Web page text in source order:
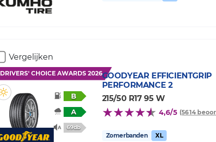
Vergelijken
DRIVERS' CHOICE AWARDS 2026
B
A
69db
GOODYEAR EFFICIENTGRIP
PERFORMANCE 2
215/50 R17 95 W
4,6/5 (5614
Zomerbanden XL